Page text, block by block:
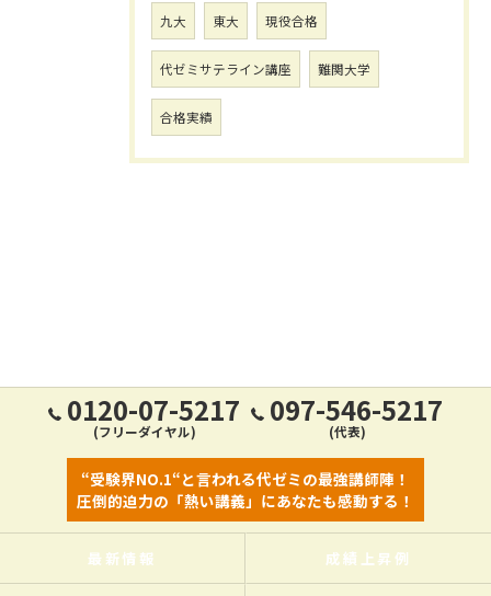
九大 東大 現役合格
代ゼミサテライン講座 難関大学
合格実績
0120-07-5217
(フリーダイヤル)
097-546-5217
(代表)
“受験界NO.1“と言われる代ゼミの最強講師陣！
圧倒的迫力の「熱い講義」にあなたも感動する！
最新情報 成績上昇例